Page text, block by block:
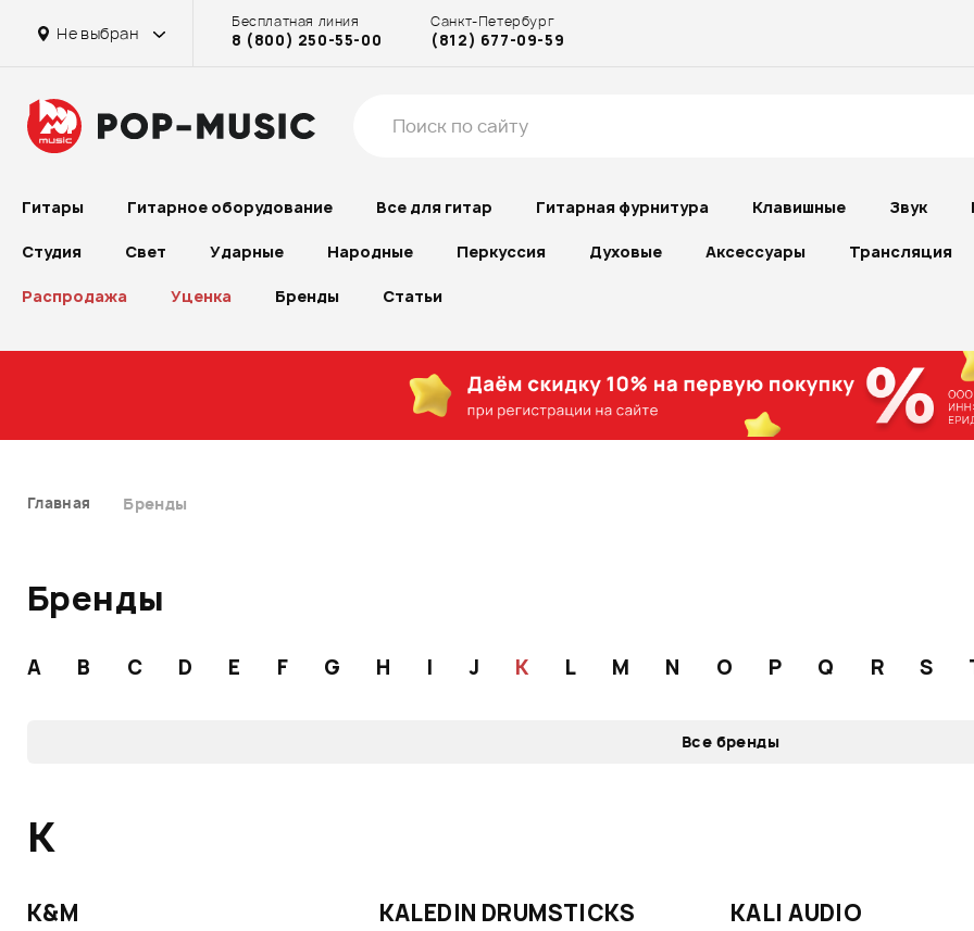
Не выбран
Бесплатная линия
8 (800) 250-55-00
Санкт-Петербург
(812) 677-09-59
Гитары Гитарное оборудование Все для гитар Гитарная фурнитура Клавишные Звук
Студия Свет Ударные Народные Перкуссия Духовые Аксессуары Трансляция
Распродажа Уценка Бренды Статьи
Главная Бренды
Бренды
A B C D E F G H I J K L M N O P Q R S
Все бренды
K
K&M KALEDIN DRUMSTICKS KALI AUDIO